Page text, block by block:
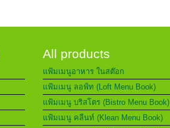
All products
แฟ้มเมนูอาหาร ในสต๊อก
แฟ้มเมนู ลอฟ์ท (Loft Menu Book)
แฟ้มเมนู บริสโตร (Bistro Menu Book)
แฟ้มเมนู คลีนท์ (Klean Menu Book)